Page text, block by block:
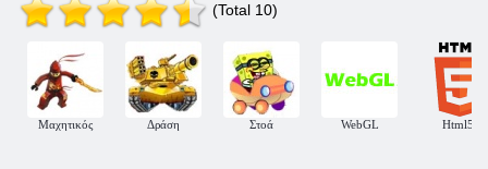
(Total 10)
Μαχητικός Δράση Στοά WebGL Html5